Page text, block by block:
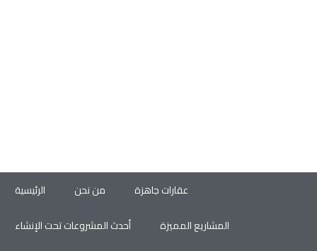
الرئيسية من نحن
عقارات جاهزة
أحدث المشروعات تحت الإنشاء
المشاريع المميزة